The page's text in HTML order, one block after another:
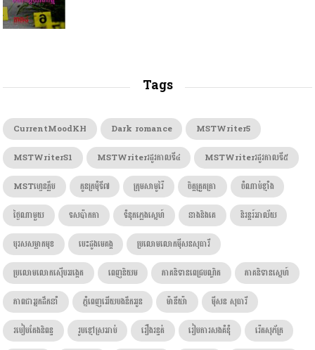
Tags
CurrentMoodKH Dark romance
MSTWriter5
MSTWriterS1
MSTWriterរដូវកាលទី៤
MSTWriterរដូវកាលទី៥
MSTហ្វេនក្លឹប
កូនក្រមុំទី៧ ក្រុមសាមូរ៉ៃ ចិត្តត្រួតត្រា
ចំណាប់ខ្មាំង
ថ្ងៃណាមួយ
ទសប៉ាកកា ទំនុកភ្លេងស្នេហ៍ នាងនិងគេ
និរន្តរ៍អាល័យ
បុរសសម្លាកមុខ
បេះដូងមេគង្គ
ប្រលោមលោកម៉ីសនសុធារី
ប្រលោមលោកស៊ើបអង្កេត
ពេញនិយម ភាគនិទានពេជ្របណ្ឌិត
ភាគនិទានស្នេហ៍
ភាពជាអ្នកដឹកនាំ
ភ្នំពេញអើយបងនឹកអូន ម៉ានីយ៉ា
ម៉ីសន សុធារី
របៀបតែងនិពន្ធ
រូបខ្មៅស្រអាប់ រឿងរន្ធត់ រៀបការសងគំនុំ រ៉េតសុភ័ក្រ